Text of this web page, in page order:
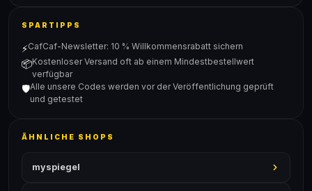
SPARTIPPS
⚡CafCaf-Newsletter: 10 % Willkommensrabatt sichern
📦Kostenloser Versand oft ab einem Mindestbestellwert
verfügbar
🛡️Alle unsere Codes werden vor der Veröffentlichung geprüft
und getestet
ÄHNLICHE SHOPS
myspiegel